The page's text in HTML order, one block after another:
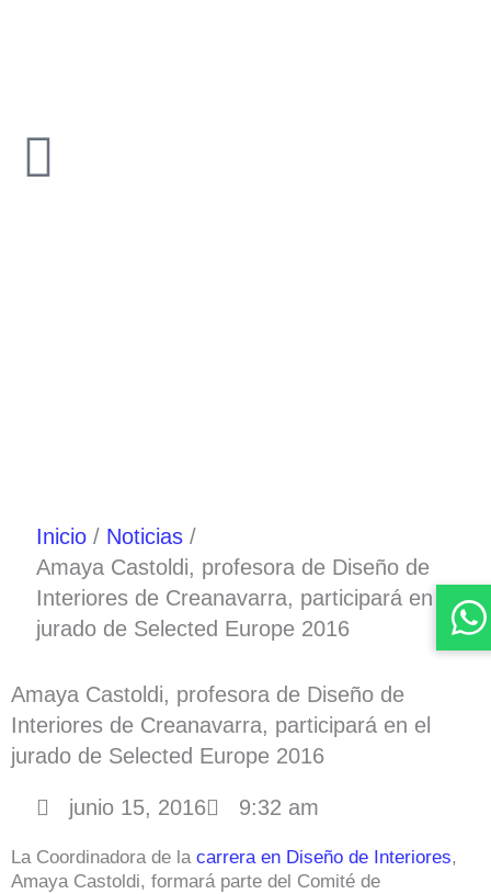
Inicio
Noticias
Amaya Castoldi, profesora de Diseño de
Interiores de Creanavarra, participará en el
jurado de Selected Europe 2016
Amaya Castoldi, profesora de Diseño de
Interiores de Creanavarra, participará en el
jurado de Selected Europe 2016
junio 15, 2016 9:32 am
La Coordinadora de la carrera en Diseño de Interiores,
Amaya Castoldi, formará parte del Comité de